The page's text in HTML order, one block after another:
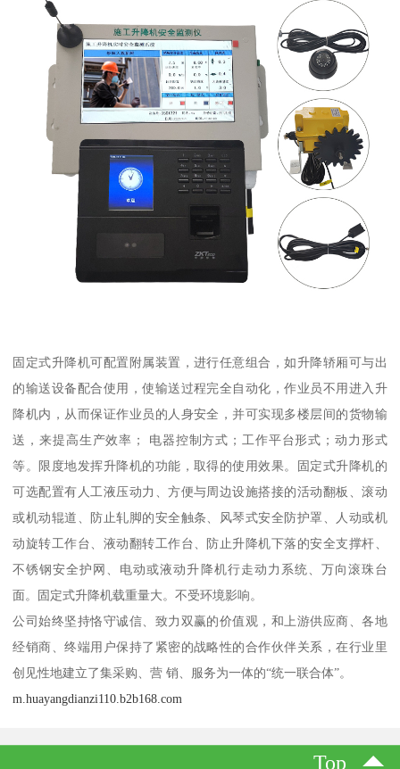
固定式升降机可配置附属装置，进行任意组合，如升降轿厢可与出
的输送设备配合使用，使输送过程完全自动化，作业员不用进入升
降机内，从而保证作业员的人身安全，并可实现多楼层间的货物输
送，来提高生产效率； 电器控制方式；工作平台形式；动力形式
等。限度地发挥升降机的功能，取得的使用效果。固定式升降机的
可选配置有人工液压动力、方便与周边设施搭接的活动翻板、滚动
或机动辊道、防止轧脚的安全触条、风琴式安全防护罩、人动或机
动旋转工作台、液动翻转工作台、防止升降机下落的安全支撑杆、
不锈钢安全护网、电动或液动升降机行走动力系统、万向滚珠台
面。固定式升降机载重量大。不受环境影响。
公司始终坚持恪守诚信、致力双赢的价值观，和上游供应商、各地
经销商、终端用户保持了紧密的战略性的合作伙伴关系，在行业里
创见性地建立了集采购、营 销、服务为一体的“统一联合体”。
m.huayangdianzi110.b2b168.com
Top